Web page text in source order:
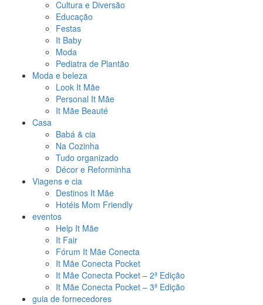
Cultura e Diversão
Educação
Festas
It Baby
Moda
Pediatra de Plantão
Moda e beleza
Look It Mãe
Personal It Mãe
It Mãe Beauté
Casa
Babá & cia
Na Cozinha
Tudo organizado
Décor e Reforminha
Viagens e cia
Destinos It Mãe
Hotéis Mom Friendly
eventos
Help It Mãe
It Fair
Fórum It Mãe Conecta
It Mãe Conecta Pocket
It Mãe Conecta Pocket – 2ª Edição
It Mãe Conecta Pocket – 3ª Edição
guia de fornecedores